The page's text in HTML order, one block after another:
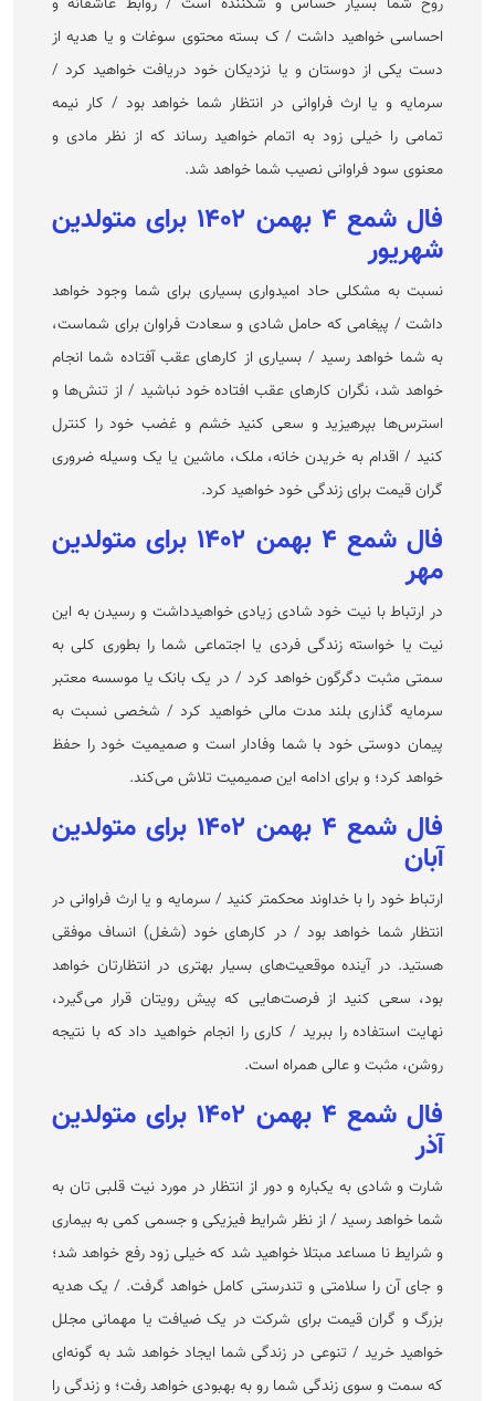
احساسی خواهید داشت / ک بسته محتوی سوغات و یا هدیه از
دست یکی از دوستان و یا نزدیکان خود دریافت خواهید کرد /
سرمایه و یا ارث فراوانی در انتظار شما خواهد بود / کار نیمه
تمامی را خیلی زود به اتمام خواهید رساند که از نظر مادی و
معنوی سود فراوانی نصیب شما خواهد شد.
فال شمع ۴ بهمن ۱۴۰۲ برای متولدین
شهریور
نسبت به مشکلی حاد امیدواری بسیاری برای شما وجود خواهد
داشت / پیغامی که حامل شادی و سعادت فراوان برای شماست،
به شما خواهد رسید / بسیاری از کار‌های عقب آفتاده شما انجام
خواهد شد، نگران کار‌های عقب افتاده خود نباشید / از تنش‌ها و
استرس‌ها بپرهیزید و سعی کنید خشم و غضب خود را کنترل
کنید / اقدام به خریدن خانه، ملک، ماشین یا یک وسیله ضروری
گران قیمت برای زندگی خود خواهید کرد.
فال شمع ۴ بهمن ۱۴۰۲ برای متولدین
مهر
در ارتباط با نیت خود شادی زیادی خواهیدداشت و رسیدن به این
نیت یا خواسته زندگی فردی یا اجتماعی شما را بطوری کلی به
سمتی مثبت دگرگون خواهد کرد / در یک بانک یا موسسه معتبر
سرمایه گذاری بلند مدت مالی خواهید کرد / شخصی نسبت به
پیمان دوستی خود با شما وفادار است و صمیمیت خود را حفظ
خواهد کرد؛ و برای ادامه این صمیمیت تلاش می‌کند.
فال شمع ۴ بهمن ۱۴۰۲ برای متولدین
آبان
ارتباط خود را با خداوند محکمتر کنید / سرمایه و یا ارث فراوانی در
انتظار شما خواهد بود / در کار‌های خود (شغل) انساف موفقی
هستید. در آینده موقعیت‌های بسیار بهتری در انتظارتان خواهد
بود، سعی کنید از فرصت‌هایی که پیش رویتان قرار می‌گیرد،
نهایت استفاده را ببرید / کاری را انجام خواهید داد که با نتیجه
روشن، مثبت و عالی همراه است.
فال شمع ۴ بهمن ۱۴۰۲ برای متولدین
آذر
شارت و شادی به یکباره و دور از انتظار در مورد نیت قلبی تان به
شما خواهد رسید / از نظر شرایط فیزیکی و جسمی کمی به بیماری
و شرایط نا مساعد مبتلا خواهید شد که خیلی زود رفع خواهد شد؛
و جای آن را سلامتی و تندرستی کامل خواهد گرفت. / یک هدیه
بزرگ و گران قیمت برای شرکت در یک ضیافت یا مهمانی مجلل
خواهید خرید / تنوعی در زندگی شما ایجاد خواهد شد به گونه‌ای
که سمت و سوی زندگی شما رو به بهبودی خواهد رفت؛ و زندگی را